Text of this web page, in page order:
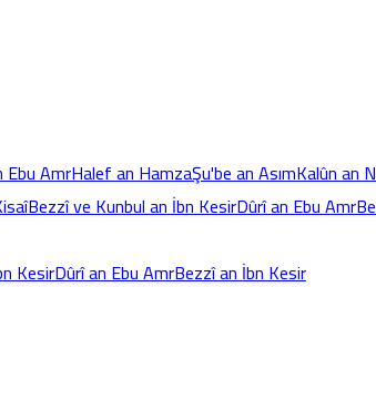
Ebu AmrHalef an HamzaŞu'be an AsımKalûn an
Bezzî ve Kunbul an İbn KesirDûrî an Ebu Amr
KesirDûrî an Ebu AmrBezzî an İbn Kesir